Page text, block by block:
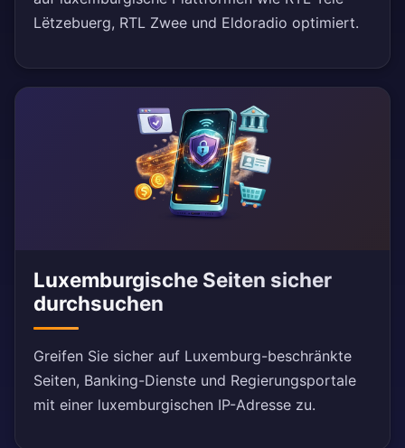
Lëtzebuerg, RTL Zwee und Eldoradio optimiert.
Luxemburgische Seiten sicher
durchsuchen
Greifen Sie sicher auf Luxemburg-beschränkte
Seiten, Banking-Dienste und Regierungsportale
mit einer luxemburgischen IP-Adresse zu.